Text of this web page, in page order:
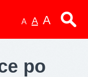
A A A
po